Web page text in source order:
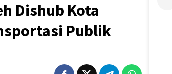
Dishub Kota
Publik